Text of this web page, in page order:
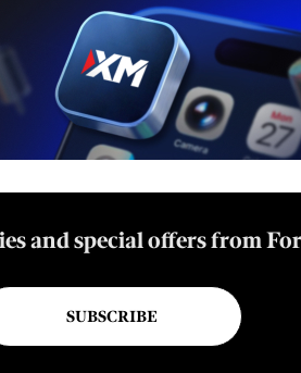
and special offers from
SUBSCRIBE